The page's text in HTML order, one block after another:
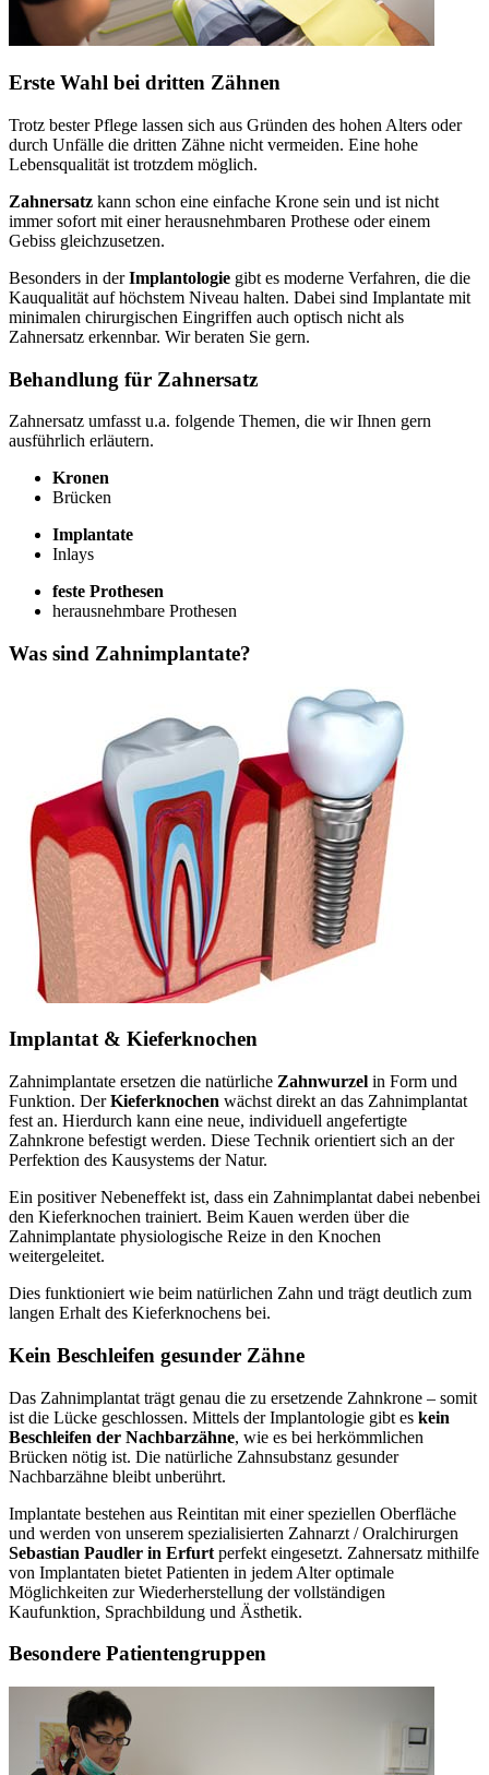
Erste Wahl bei dritten Zähnen
Trotz bester Pflege lassen sich aus Gründen des hohen Alters oder
durch Unfälle die dritten Zähne nicht vermeiden. Eine hohe
Lebensqualität ist trotzdem möglich.
Zahnersatz kann schon eine einfache Krone sein und ist nicht
immer sofort mit einer herausnehmbaren Prothese oder einem
Gebiss gleichzusetzen.
Besonders in derImplantologie gibt es moderne Verfahren, die die
Kauqualität auf höchstem Niveau halten. Dabei sind Implantate mit
minimalen chirurgischen Eingriffen auch optisch nicht als
Zahnersatz erkennbar. Wir beraten Sie gern.
Behandlung für Zahnersatz
Zahnersatz umfasst u.a. folgende Themen, die wir Ihnen gern
ausführlich erläutern.
Kronen
Brücken
Implantate
Inlays
feste Prothesen
herausnehmbare Prothesen
Was sind Zahnimplantate?
Implantat & Kieferknochen
Zahnimplantate ersetzen die natürliche Zahnwurzel in Form und
Funktion. DerKieferknochen wächst direkt an das Zahnimplantat
fest an. Hierdurch kann eine neue, individuell angefertigte
Zahnkrone befestigt werden. Diese Technik orientiert sich an der
Perfektion des Kausystems der Natur.
Ein positiver Nebeneffekt ist, dass ein Zahnimplantat dabei nebenbei
den Kieferknochen trainiert. Beim Kauen werden über die
Zahnimplantate physiologische Reize in den Knochen
weitergeleitet.
Dies funktioniert wie beim natürlichen Zahn und trägt deutlich zum
langen Erhalt des Kieferknochens bei.
Kein Beschleifen gesunder Zähne
Das Zahnimplantat trägt genau die zu ersetzende Zahnkrone – somit
ist die Lücke geschlossen. Mittels der Implantologie gibt es kein
Beschleifen der Nachbarzähne, wie es bei herkömmlichen
Brücken nötig ist. Die natürliche Zahnsubstanz gesunder
Nachbarzähne bleibt unberührt.
Implantate bestehen aus Reintitan mit einer speziellen Oberfläche
und werden von unserem spezialisierten Zahnarzt / Oralchirurgen
Sebastian Paudler in Erfurt perfekt eingesetzt. Zahnersatz mithilfe
von Implantaten bietet Patienten in jedem Alter optimale
Möglichkeiten zur Wiederherstellung der vollständigen
Kaufunktion, Sprachbildung und Ästhetik.
Besondere Patientengruppen